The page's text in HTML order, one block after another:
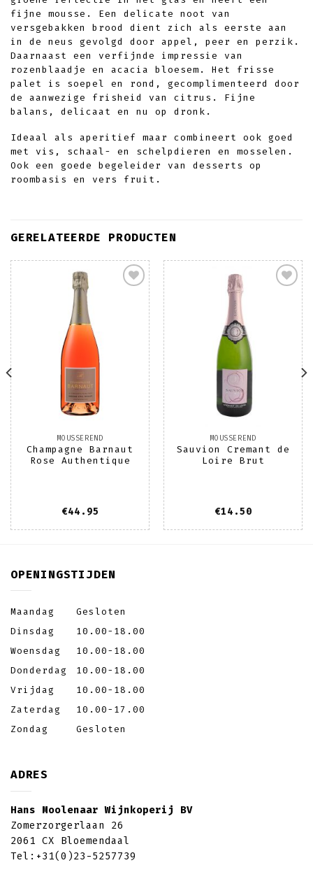
fijne mousse. Een delicate noot van
versgebakken brood dient zich als eerste aan
in de neus gevolgd door appel, peer en perzik.
Daarnaast een verfijnde impressie van
rozenblaadje en acacia bloesem. Het frisse
palet is soepel en rond, gecomplimenteerd door
de aanwezige frisheid van citrus. Fijne
balans, delicaat en nu op dronk.
Ideaal als aperitief maar combineert ook goed
met vis, schaal- en schelpdieren en mosselen.
Ook een goede begeleider van desserts op
roombasis en vers fruit.
GERELATEERDE PRODUCTEN
MOUSSEREND
Champagne Barnaut
Rose Authentique
€44.95
MOUSSEREND
Sauvion Cremant de
Loire Brut
€14.50
OPENINGSTIJDEN
Maandag
Gesloten
Dinsdag
10.00-18.00
Woensdag
10.00-18.00
Donderdag
10.00-18.00
Vrijdag
10.00-18.00
Zaterdag
10.00-17.00
Zondag
Gesloten
ADRES
Hans Moolenaar Wijnkoperij BV
Zomerzorgerlaan 26
2061 CX Bloemendaal
Tel: +31(0)23-5257739